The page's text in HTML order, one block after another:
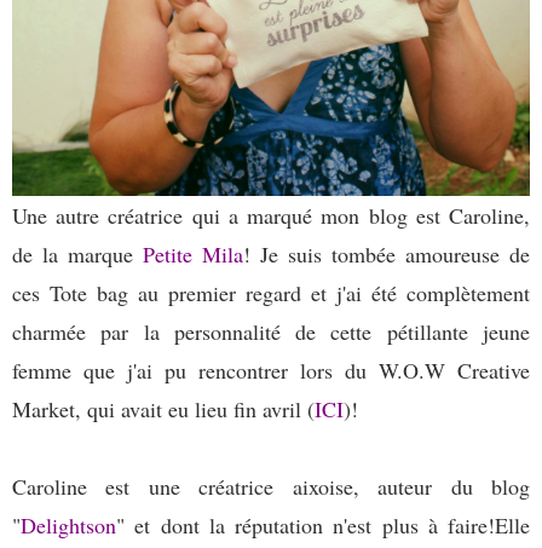
Une autre créatrice qui a marqué mon blog est Caroline,
de la marque Petite Mila! Je suis tombée amoureuse de
ces Tote bag au premier regard et j'ai été complètement
charmée par la personnalité de cette pétillante jeune
femme que j'ai pu rencontrer lors du W.O.W Creative
Market, qui avait eu lieu fin avril (ICI)!
Caroline est une créatrice aixoise, auteur du blog
"Delightson" et dont la réputation n'est plus à faire!Elle